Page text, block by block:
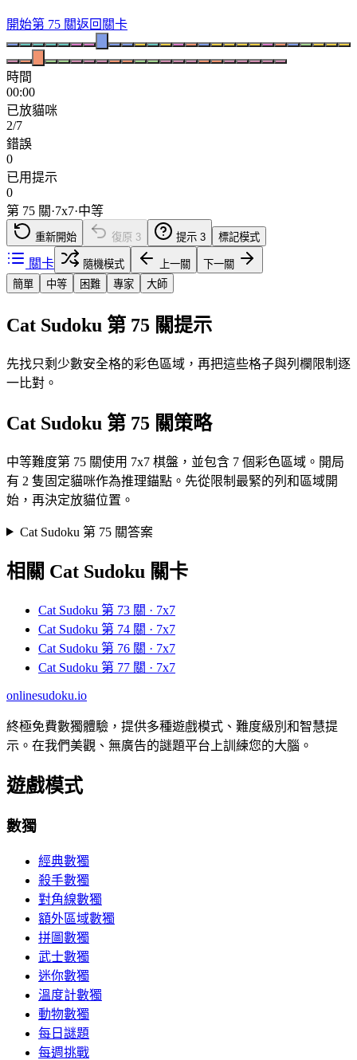
開始第 75 關返回關卡
時間
00:00
已放貓咪
2/7
錯誤
0
已用提示
0
第 75 關·7x7·中等
重新開始 復原 3 提示 3 標記模式
關卡 隨機模式 上一關
下一關
簡單
中等 困難 專家 大師
Cat Sudoku 第 75 關提示
先找只剩少數安全格的彩色區域，再把這些格子與列欄限制逐
一比對。
Cat Sudoku 第 75 關策略
中等難度第 75 關使用 7x7 棋盤，並包含 7 個彩色區域。開局
有 2 隻固定貓咪作為推理錨點。先從限制最緊的列和區域開
始，再決定放貓位置。
Cat Sudoku 第 75 關答案
相關 Cat Sudoku 關卡
Cat Sudoku 第 73 關 · 7x7
Cat Sudoku 第 74 關 · 7x7
Cat Sudoku 第 76 關 · 7x7
Cat Sudoku 第 77 關 · 7x7
onlinesudoku.io
終極免費數獨體驗，提供多種遊戲模式、難度級別和智慧提
示。在我們美觀、無廣告的謎題平台上訓練您的大腦。
遊戲模式
數獨
經典數獨
殺手數獨
對角線數獨
額外區域數獨
拼圖數獨
武士數獨
迷你數獨
溫度計數獨
動物數獨
每日謎題
每週挑戰